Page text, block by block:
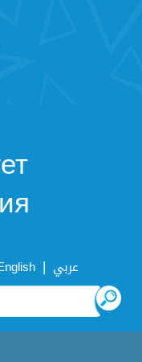
| عربي